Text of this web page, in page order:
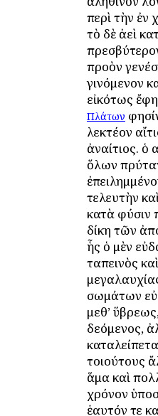
περὶ τὴν ἐν
τὸ δὲ ἀεὶ
προὸν
γινόμενον
εἰκότως
Πλάτων
λεκτέον
ἀναίτιος. ὁ
ὅλων
τελευτὴν
κατὰ φύσιν
δίκη τῶν
ἧς ὁ μὲν
ταπεινὸς
σωμάτων
μεθ’
δεόμενος,
τοιούτους
ἅμα καὶ
χρόνον
ἑαυτόν τε